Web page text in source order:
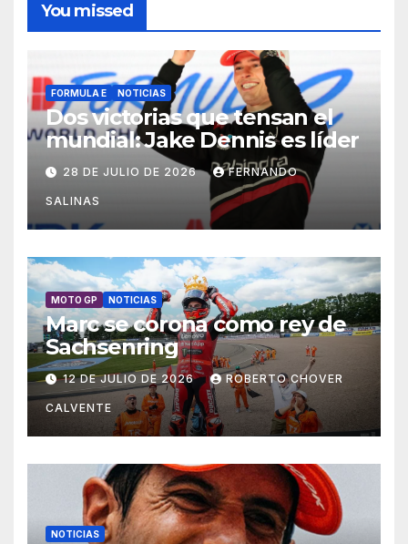
You missed
FORMULA E NOTICIAS
Dos victorias que tensan el
mundial: Jake Dennis es líder
28 DE JULIO DE 2026 FERNANDO
SALINAS
MOTO GP NOTICIAS
Marc se corona como rey de
Sachsenring
12 DE JULIO DE 2026 ROBERTO CHOVER
CALVENTE
NOTICIAS